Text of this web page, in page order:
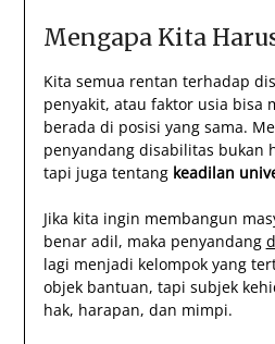
Mengapa Kita
Kita semua rentan terhadap
penyakit, atau faktor usia bisa
berada di posisi yang sama.
penyandang disabilitas bukan
tapi juga tentang keadilan
Jika kita ingin membangun
benar adil, maka penyandang
lagi menjadi kelompok yang
objek bantuan, tapi subjek
hak, harapan, dan mimpi.